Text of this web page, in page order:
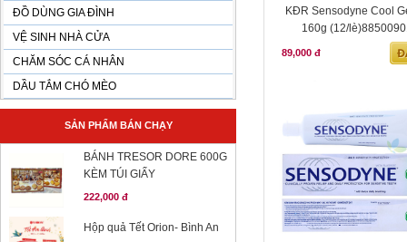
ĐỒ DÙNG GIA ĐÌNH
VỆ SINH NHÀ CỬA
CHĂM SÓC CÁ NHÂN
DẦU TẮM CHÓ MÈO
SẢN PHẨM BÁN CHẠY
BÁNH TRESOR DORE 600G
KÈM TÚI GIẤY
222,000 đ
Hộp quả Tết Orion- Bình An
KĐR Sensodyne Cool
160g (12/
89,000 đ